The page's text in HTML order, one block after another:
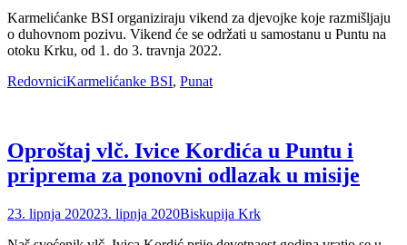
Karmelićanke BSI organiziraju vikend za djevojke koje razmišljaju
o duhovnom pozivu. Vikend će se održati u samostanu u Puntu na
otoku Krku, od 1. do 3. travnja 2022.
Categories
RedovniciTags
Karmelićanke BSI, Punat
Oproštaj vlč. Ivice Kordića u Puntu i
priprema za ponovni odlazak u misije
Posted
23. lipnja 202023. lipnja 2020Author
Biskupija Krk